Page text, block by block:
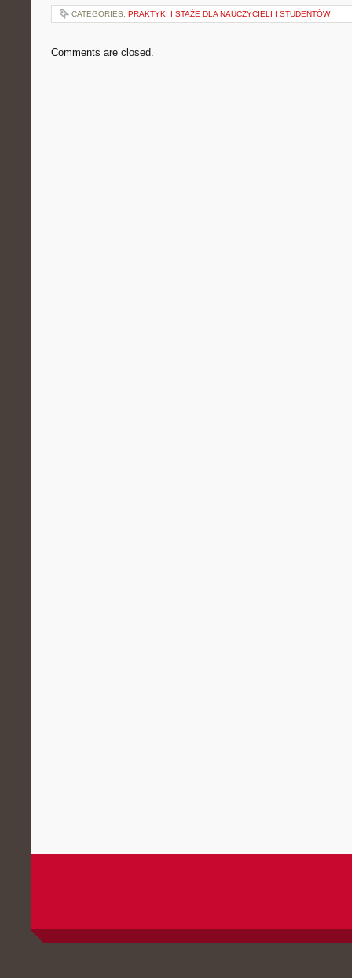
CATEGORIES: PRAKTYKI I STAŻE DLA NAUCZYCIELI I STUDENTÓW
Comments are closed.